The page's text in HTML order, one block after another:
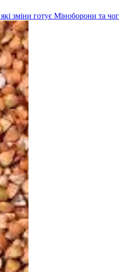
зміни готує Міноборони та